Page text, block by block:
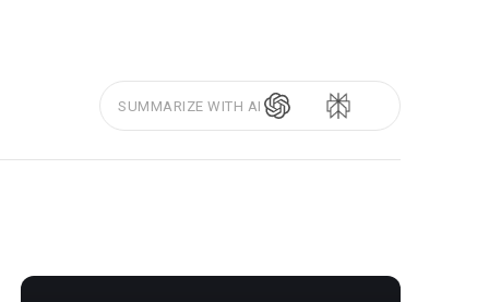
SUMMARIZE WITH AI